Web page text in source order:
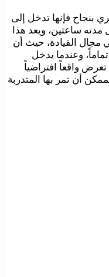
بنجاح فإنها تدخل إلى
ساعتين، ويعد هذا
مجال القيادة، حيث أن
وعندما يدخل
واقعاً افتراضياً
أن تمر بها المتدربة